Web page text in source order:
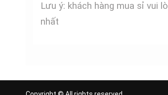
Lưu ý: khách hàng mua sỉ vui
nhất